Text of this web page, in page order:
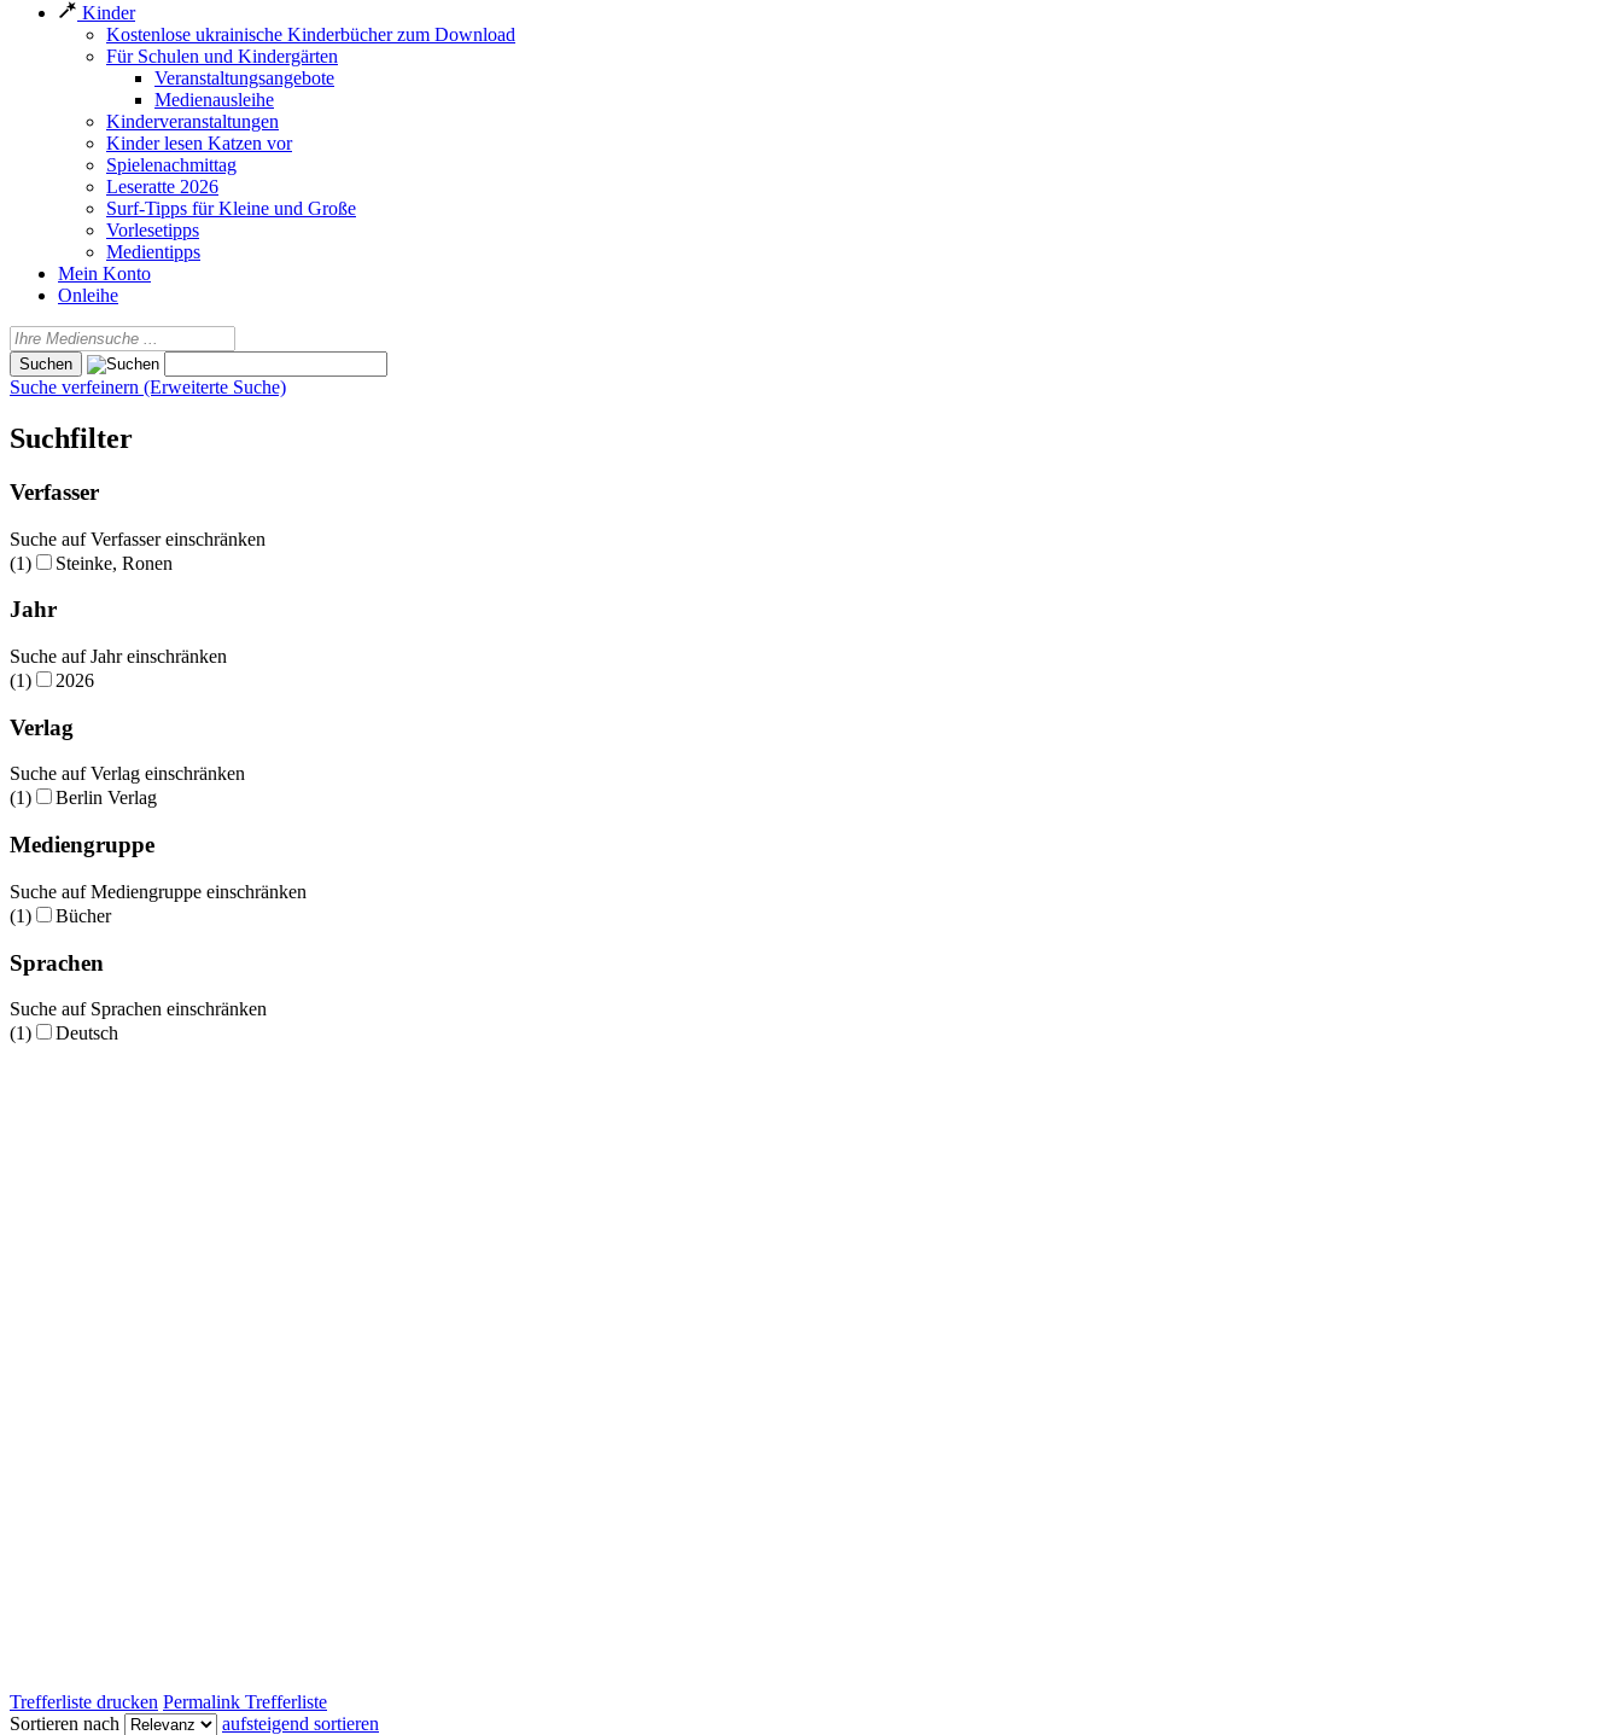
Kinder
Kostenlose ukrainische Kinderbücher zum Download
Für Schulen und Kindergärten
Veranstaltungsangebote
Medienausleihe
Kinderveranstaltungen
Kinder lesen Katzen vor
Spielenachmittag
Leseratte 2026
Surf-Tipps für Kleine und Große
Vorlesetipps
Medientipps
Mein Konto
Onleihe
Suche verfeinern (Erweiterte Suche)
Suchfilter
Verfasser
Suche auf Verfasser einschränken
(1)
Steinke, Ronen
Jahr
Suche auf Jahr einschränken
(1)
2026
Verlag
Suche auf Verlag einschränken
(1)
Berlin Verlag
Mediengruppe
Suche auf Mediengruppe einschränken
(1)
Bücher
Sprachen
Suche auf Sprachen einschränken
(1)
Deutsch
Trefferliste drucken Permalink Trefferliste
Sortieren nach
aufsteigend sortieren